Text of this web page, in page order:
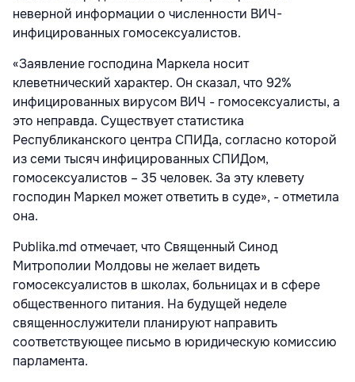
неверной информации о численности ВИЧ-
инфицированных гомосексуалистов.
«Заявление господина Маркела носит
клеветнический характер. Он сказал, что 92%
инфицированных вирусом ВИЧ - гомосексуалисты, а
это неправда. Существует статистика
Республиканского центра СПИДа, согласно которой
из семи тысяч инфицированных СПИДом,
гомосексуалистов – 35 человек. За эту клевету
господин Маркел может ответить в суде», - отметила
она.
Publika.md отмечает, что Священный Синод
Митрополии Молдовы не желает видеть
гомосексуалистов в школах, больницах и в сфере
общественного питания. На будущей неделе
священнослужители планируют направить
соответствующее письмо в юридическую комиссию
парламента.